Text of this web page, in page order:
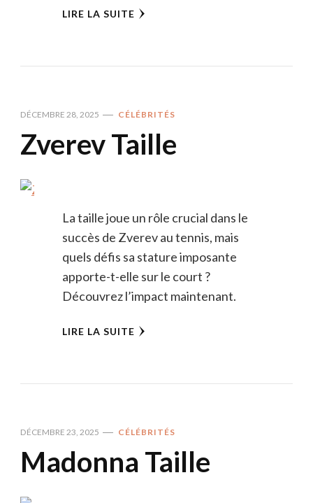
LIRE LA SUITE
DÉCEMBRE 28, 2025 CÉLÉBRITÉS
Zverev Taille
La taille joue un rôle crucial dans le
succès de Zverev au tennis, mais
quels défis sa stature imposante
apporte-t-elle sur le court ?
Découvrez l’impact maintenant.
LIRE LA SUITE
DÉCEMBRE 23, 2025 CÉLÉBRITÉS
Madonna Taille